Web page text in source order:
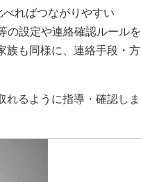
ればつながりやすい
の設定や連絡確認ルールを
族も同様に、連絡手段・方
れるように指導・確認しま